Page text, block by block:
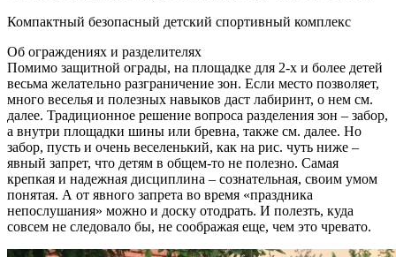
Компактный безопасный детский спортивный комплекс
Об ограждениях и разделителях
Помимо защитной ограды, на площадке для 2-х и более детей
весьма желательно разграничение зон. Если место позволяет,
много веселья и полезных навыков даст лабиринт, о нем см.
далее. Традиционное решение вопроса разделения зон – забор,
а внутри площадки шины или бревна, также см. далее. Но
забор, пусть и очень веселенький, как на рис. чуть ниже –
явный запрет, что детям в общем-то не полезно. Самая
крепкая и надежная дисциплина – сознательная, своим умом
понятая. А от явного запрета во время «праздника
непослушания» можно и доску отодрать. И полезть, куда
совсем не следовало бы, не соображая еще, чем это чревато.